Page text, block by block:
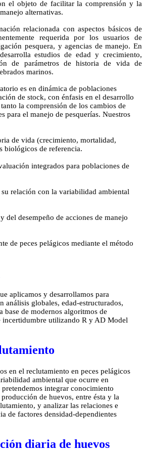
el objeto de facilitar la comprensión y la
alternativas.
relacionada con aspectos básicos de
requerida por los usuarios de
pesquera, y agencias de manejo. En
estudios de edad y crecimiento,
de parámetros de historia de vida de
marinos.
es en dinámica de poblaciones
de stock, con énfasis en el desarrollo
la comprensión de los cambios de
para el manejo de pesquerías. Nuestros
de vida (crecimiento, mortalidad,
biológicos de referencia.
integrados para poblaciones de
relación con la variabilidad ambiental
del desempeño de acciones de manejo
de peces pelágicos mediante el método
aplicamos y desarrollamos para
análisis globales, edad-estructurados,
base de modernos algoritmos de
incertidumbre utilizando R y AD Model
en el reclutamiento en peces pelágicos
ambiental que ocurre en
integrar conocimiento
de huevos, entre ésta y la
y analizar las relaciones e
de factores densidad-dependientes
diaria de huevos